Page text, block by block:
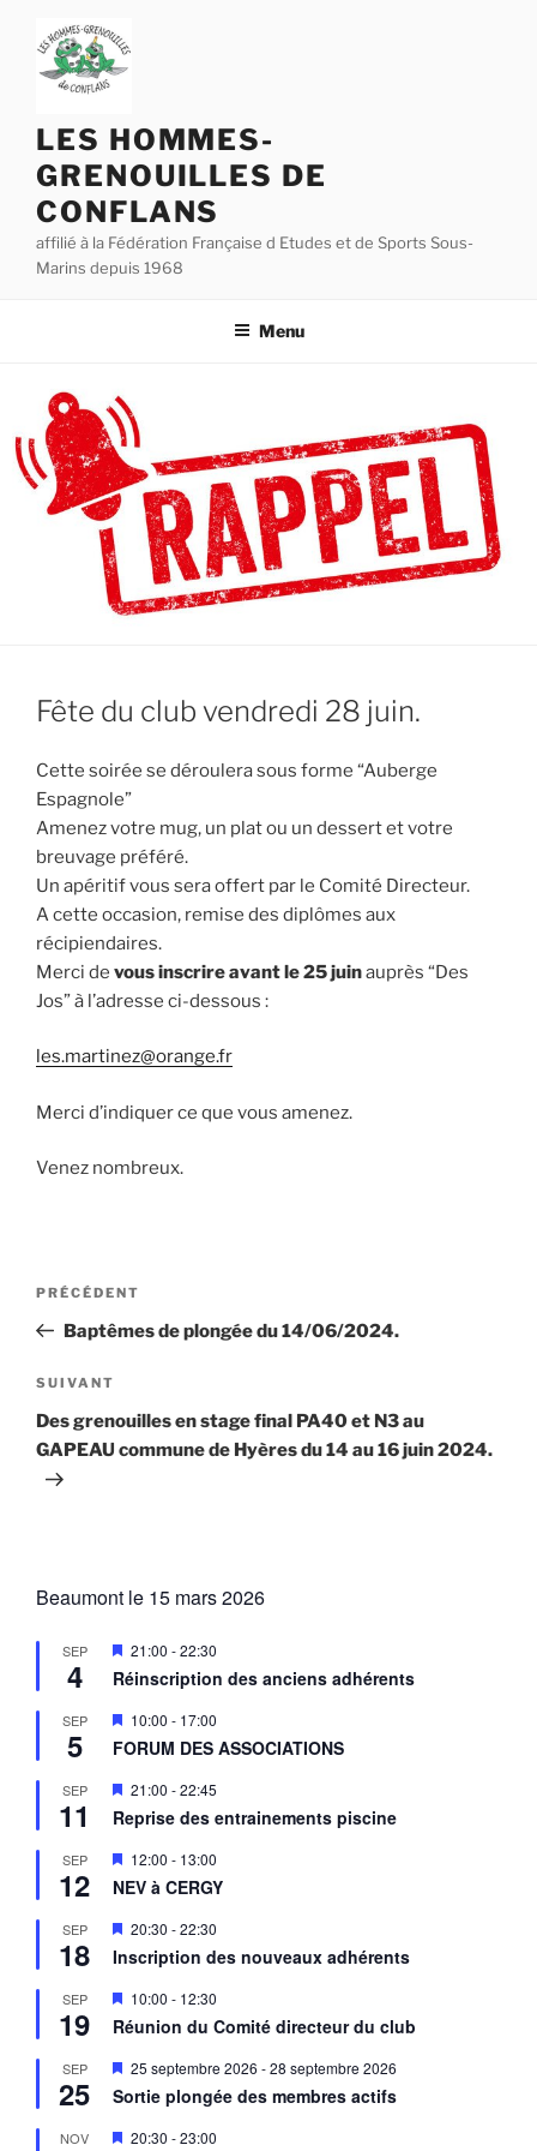
contenu
principal
LES HOMMES-
GRENOUILLES DE
CONFLANS
affilié à la Fédération Française d Etudes et de Sports Sous-
Marins depuis 1968
Menu
Fête du club vendredi 28 juin.
Cette soirée se déroulera sous forme “Auberge
Espagnole”
Amenez votre mug, un plat ou un dessert et votre
breuvage préféré.
Un apéritif vous sera offert par le Comité Directeur.
A cette occasion, remise des diplômes aux
récipiendaires.
Merci de vous inscrire avant le 25 juinauprès “Des
Jos” à l’adresse ci-dessous :
les.martinez@orange.fr
Merci d’indiquer ce que vous amenez.
Venez nombreux.
Navigation
l’article
Article
précédent
PRÉCÉDENT
Baptêmes de plongée du 14/06/2024.
Article
suivant
SUIVANT
Des grenouilles en stage final PA40 et N3 au
GAPEAU commune de Hyères du 14 au 16 juin 2024.
Beaumont le 15 mars 2026
SEP
4
M
i
s
n
a
a
n
t
21:00 -22:30
Réinscription des anciens adhérents
SEP
5
M
i
s
n
a
v
a
n
t
10:00 - 17:00
FORUM DES ASSOCIATIONS
SEP
11
M
s
n
a
a
n
t
21:00 -22:45
Reprise des entrainements piscine
SEP
12
M
i
s
n
a
a
n
t
12:00 - 13:00
NEV à CERGY
SEP
18
M
s
n
a
a
n
t
20:30 -22:30
Inscription des nouveaux adhérents
SEP
19
M
i
s
n
a
a
10:00 - 12:30
Réunion du Comité directeur du club
SEP
25
M
s
n
25 septembre 2026 -28 septembre 2026
Sortie plongée des membres actifs
NOV
M
20:30 -23:00